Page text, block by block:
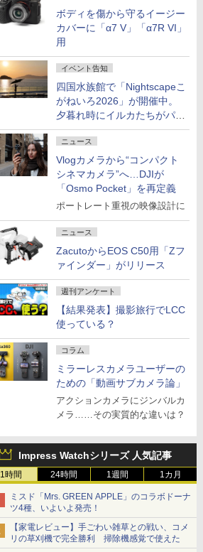
ボディを傷から守るイージー
カバーに「α7 V」「α7R VI」
用
イベント告知
四国水族館で「Nightscapeこ
がねいろ2026」が開催中。
夕暮れ時にイルカたちがパフ
ォーマンスを繰り広げる
ニュース
Vlogカメラから“コンパクト
シネマカメラ”へ…DJIが
「Osmo Pocket」を再定義
ポートレート重視の映像設計に
ニュース
ZacutoからEOS C50用「Zフ
ァインダー」がリリース
週刊アンケート
【結果発表】撮影旅行でLCC
使っている？
コラム
ミラーレスカメラユーザーの
ための「動画サブカメラ論」
アクションカメラにジンバルカ
メラ……その実質的な違いは？
Impress Watchシリーズ 人気記事
1時間 24時間 1週間 1カ月
ミスド「Mrs. GREEN APPLE」のコラボドーナ
ツ4種、いよいよ発売！
【家電レビュー】手ごわい雑草との戦い、コメ
リの草刈機で完全勝利 掃除機感覚で使えた